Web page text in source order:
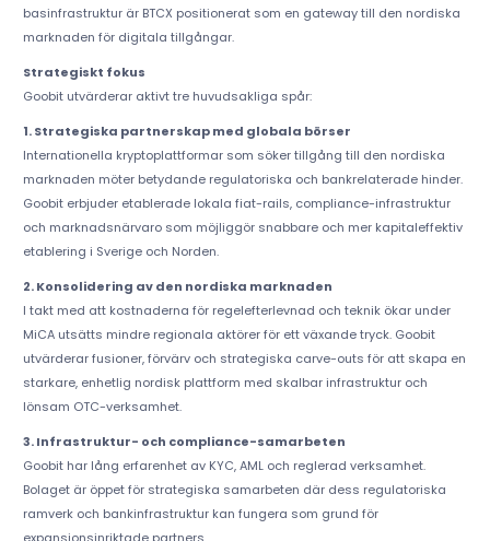
basinfrastruktur är BTCX positionerat som en gateway till den nordiska
marknaden för digitala tillgångar.
Strategiskt fokus
Goobit utvärderar aktivt tre huvudsakliga spår:
1. Strategiska partnerskap med globala börser
Internationella kryptoplattformar som söker tillgång till den nordiska
marknaden möter betydande regulatoriska och bankrelaterade hinder.
Goobit erbjuder etablerade lokala fiat-rails, compliance-infrastruktur
och marknadsnärvaro som möjliggör snabbare och mer kapitaleffektiv
etablering i Sverige och Norden.
2. Konsolidering av den nordiska marknaden
I takt med att kostnaderna för regelefterlevnad och teknik ökar under
MiCA utsätts mindre regionala aktörer för ett växande tryck. Goobit
utvärderar fusioner, förvärv och strategiska carve-outs för att skapa en
starkare, enhetlig nordisk plattform med skalbar infrastruktur och
lönsam OTC-verksamhet.
3. Infrastruktur- och compliance-samarbeten
Goobit har lång erfarenhet av KYC, AML och reglerad verksamhet.
Bolaget är öppet för strategiska samarbeten där dess regulatoriska
ramverk och bankinfrastruktur kan fungera som grund för